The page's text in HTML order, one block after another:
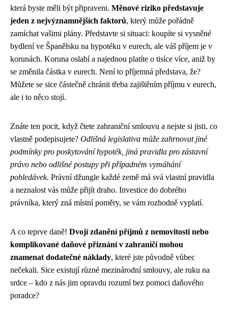
která byste měli být připraveni. Měnové riziko představuje
jeden z nejvýznamnějších faktorů, který může pořádně
zamíchat vašimi plány. Představte si situaci: koupíte si vysněné
bydlení ve Španělsku na hypotéku v eurech, ale váš příjem je v
korunách. Koruna oslabí a najednou platíte o tisíce více, aniž by
se změnila částka v eurech. Není to příjemná představa, že?
Můžete se sice částečně chránit třeba zajištěním příjmu v eurech,
ale i to něco stojí.
Znáte ten pocit, když čtete zahraniční smlouvu a nejste si jisti, co
vlastně podepisujete? Odlišná legislativa může zahrnovat jiné
podmínky pro poskytování hypoték, jiná pravidla pro zástavní
právo nebo odlišné postupy při případném vymáhání
pohledávek. Právní džungle každé země má svá vlastní pravidla
a neznalost vás může přijít draho. Investice do dobrého
právníka, který zná místní poměry, se vám rozhodně vyplatí.
A co teprve daně! Dvojí zdanění příjmů z nemovitosti nebo
komplikované daňové přiznání v zahraničí mohou
znamenat dodatečné náklady, které jste původně vůbec
nečekali. Sice existují různé mezinárodní smlouvy, ale ruku na
srdce – kdo z nás jim opravdu rozumí bez pomoci daňového
poradce?